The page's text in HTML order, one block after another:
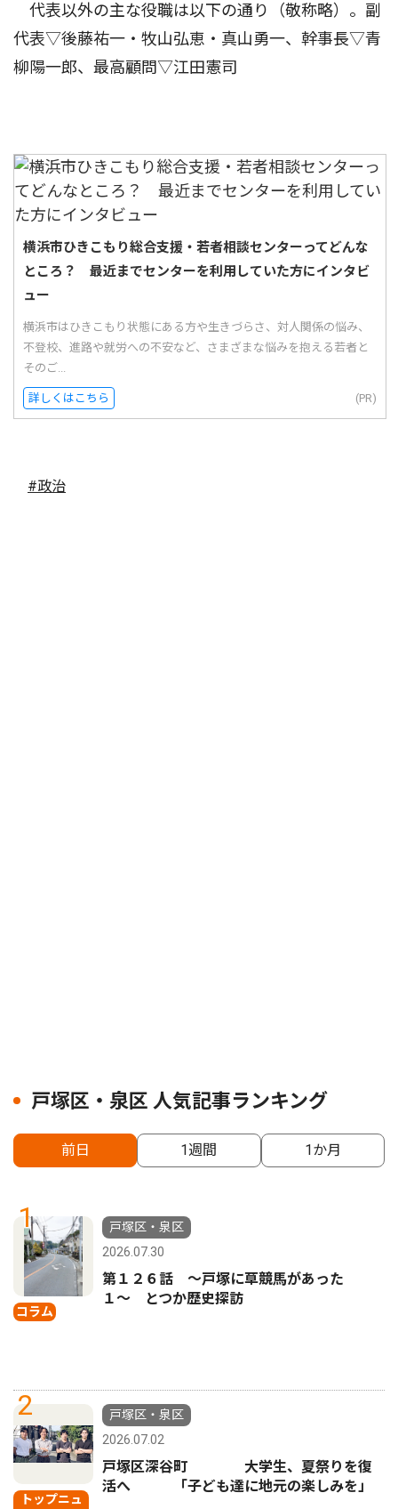
代表以外の主な役職は以下の通り（敬称略）。副
代表▽後藤祐一・牧山弘恵・真山勇一、幹事長▽青
柳陽一郎、最高顧問▽江田憲司
横浜市ひきこもり総合支援・若者相談センターってどんな
ところ？ 最近までセンターを利用していた方にインタビ
ュー
横浜市はひきこもり状態にある方や生きづらさ、対人関係の悩み、
不登校、進路や就労への不安など、さまざまな悩みを抱える若者と
そのご...
詳しくはこちら (PR)
#政治
戸塚区・泉区 人気記事ランキング
前日 1週間 1か月
1
コラム
戸塚区・泉区
2026.07.30
第１２６話 〜戸塚に草競馬があった
１〜 とつか歴史探訪
2
トップニュ
戸塚区・泉区
2026.07.02
戸塚区深谷町 大学生、夏祭りを復
活へ 「子ども達に地元の楽しみを」